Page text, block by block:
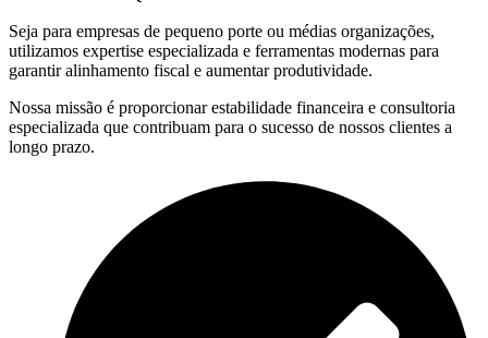
Seja para empresas de pequeno porte ou médias organizações,
utilizamos expertise especializada e ferramentas modernas para
garantir alinhamento fiscal e aumentar produtividade.
Nossa missão é proporcionar estabilidade financeira e consultoria
especializada que contribuam para o sucesso de nossos clientes a
longo prazo.